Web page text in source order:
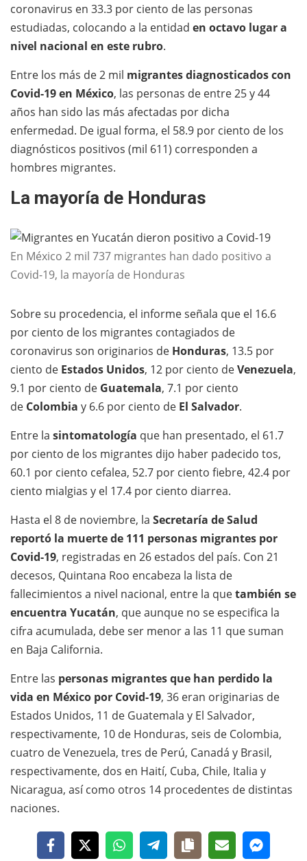
coronavirus en 33.3 por ciento de las personas
estudiadas, colocando a la entidad en octavo lugar a
nivel nacional en este rubro.
Entre los más de 2 mil migrantes diagnosticados con
Covid-19 en México, las personas de entre 25 y 44
años han sido las más afectadas por dicha
enfermedad. De igual forma, el 58.9 por ciento de los
diagnósticos positivos (mil 611) corresponden a
hombres migrantes.
La mayoría de Honduras
En México 2 mil 737 migrantes han dado positivo a
Covid-19, la mayoría de Honduras
Sobre su procedencia, el informe señala que el 16.6
por ciento de los migrantes contagiados de
coronavirus son originarios de Honduras, 13.5 por
ciento de Estados Unidos, 12 por ciento deVenezuela,
9.1 por ciento de Guatemala, 7.1 por ciento
de Colombia y 6.6 por ciento de El Salvador.
Entre la sintomatología que han presentado, el 61.7
por ciento de los migrantes dijo haber padecido tos,
60.1 por ciento cefalea, 52.7 por ciento fiebre, 42.4 por
ciento mialgias y el 17.4 por ciento diarrea.
Hasta el 8 de noviembre, la Secretaría de Salud
reportó la muerte de 111 personas migrantes por
Covid-19, registradas en 26 estados del país. Con 21
decesos, Quintana Roo encabeza la lista de
fallecimientos a nivel nacional, entre la quetambién se
encuentra Yucatán, que aunque no se especifica la
cifra acumulada, debe ser menor a las 11 que suman
en Baja California.
Entre las personas migrantes que han perdido la
vida en México por Covid-19, 36 eran originarias de
Estados Unidos, 11 de Guatemala y El Salvador,
respectivamente, 10 de Honduras, seis de Colombia,
cuatro de Venezuela, tres de Perú, Canadá y Brasil,
respectivamente, dos en Haití, Cuba, Chile, Italia y
Nicaragua, así como otros 14 procedentes de distintas
naciones.